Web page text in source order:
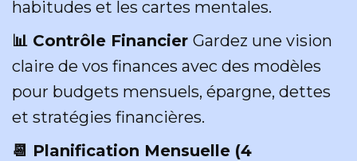
habitudes et les cartes mentales.
📊 Contrôle Financier Gardez une vision
claire de vos finances avec des modèles
pour budgets mensuels, épargne, dettes
et stratégies financières.
📆 Planification Mensuelle (4